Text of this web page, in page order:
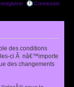
Connexion
des conditions
ci Ã nâ€™importe
des changements